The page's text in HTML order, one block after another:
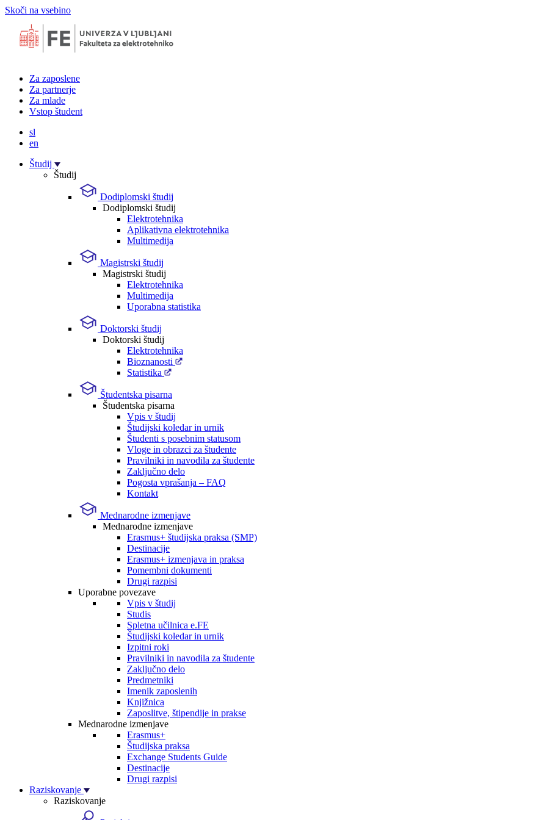
Skoči na vsebino
Za zaposlene
Za partnerje
Za mlade
Vstop študent
sl
en
Študij
Študij
Dodiplomski študij
Dodiplomski študij
Elektrotehnika
Aplikativna elektrotehnika
Multimedija
Magistrski študij
Magistrski študij
Elektrotehnika
Multimedija
Uporabna statistika
Doktorski študij
Doktorski študij
Elektrotehnika
Bioznanosti
Statistika
Študentska pisarna
Študentska pisarna
Vpis v študij
Študijski koledar in urnik
Študenti s posebnim statusom
Vloge in obrazci za študente
Pravilniki in navodila za študente
Zaključno delo
Pogosta vprašanja – FAQ
Kontakt
Mednarodne izmenjave
Mednarodne izmenjave
Erasmus+ študijska praksa (SMP)
Destinacije
Erasmus+ izmenjava in praksa
Pomembni dokumenti
Drugi razpisi
Uporabne povezave
Vpis v študij
Studis
Spletna učilnica e.FE
Študijski koledar in urnik
Izpitni roki
Pravilniki in navodila za študente
Zaključno delo
Predmetniki
Imenik zaposlenih
Knjižnica
Zaposlitve, štipendije in prakse
Mednarodne izmenjave
Erasmus+
Študijska praksa
Exchange Students Guide
Destinacije
Drugi razpisi
Raziskovanje
Raziskovanje